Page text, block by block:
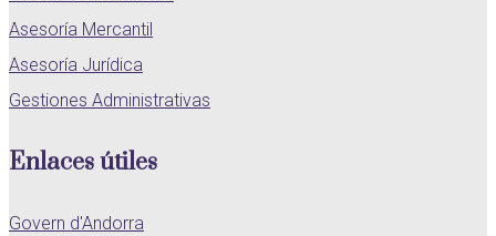
Asesoría Mercantil
Asesoría Jurídica
Gestiones Administrativas
Enlaces útiles
Govern d'Andorra